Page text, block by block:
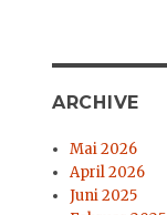
ARCHIVE
Mai 2026
April 2026
Juni 2025